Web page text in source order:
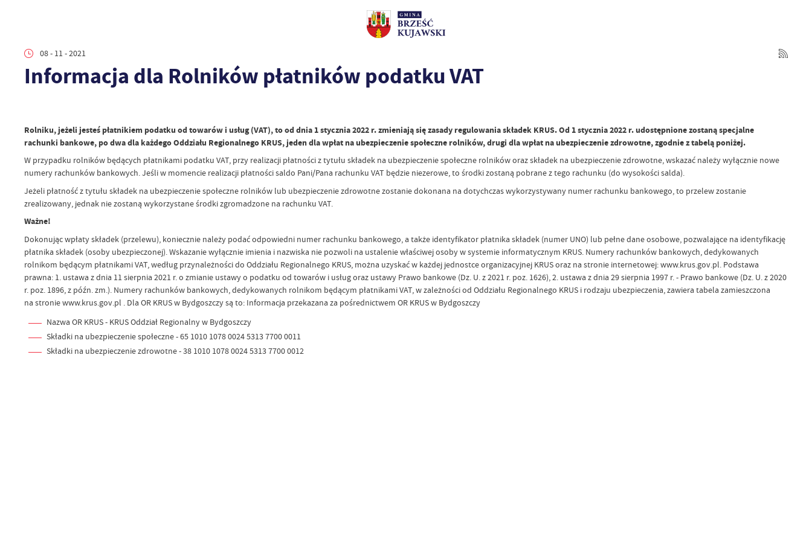
08 - 11 - 2021
Informacja dla Rolników płatników podatku VAT
Rolniku, jeżeli jesteś płatnikiem podatku od towarów i usług (VAT), to od dnia 1 stycznia 2022 r. zmieniają się zasady regulowania składek KRUS. Od 1 stycznia 2022 r. udostępnione zostaną specjalne
rachunki bankowe, po dwa dla każdego Oddziału Regionalnego KRUS, jeden dla wpłat na ubezpieczenie społeczne rolników, drugi dla wpłat na ubezpieczenie zdrowotne, zgodnie z tabelą poniżej.
W przypadku rolników będących płatnikami podatku VAT, przy realizacji płatności z tytułu składek na ubezpieczenie społeczne rolników oraz składek na ubezpieczenie zdrowotne, wskazać należy wyłącznie nowe
numery rachunków bankowych. Jeśli w momencie realizacji płatności saldo Pani/Pana rachunku VAT będzie niezerowe, to środki zostaną pobrane z tego rachunku (do wysokości salda).
Jeżeli płatność z tytułu składek na ubezpieczenie społeczne rolników lub ubezpieczenie zdrowotne zostanie dokonana na dotychczas wykorzystywany numer rachunku bankowego, to przelew zostanie
zrealizowany, jednak nie zostaną wykorzystane środki zgromadzone na rachunku VAT.
Ważne!
Dokonując wpłaty składek (przelewu), koniecznie należy podać odpowiedni numer rachunku bankowego, a także identyfikator płatnika składek (numer UNO) lub pełne dane osobowe, pozwalające na identyfikację
płatnika składek (osoby ubezpieczonej). Wskazanie wyłącznie imienia i nazwiska nie pozwoli na ustalenie właściwej osoby w systemie informatycznym KRUS. Numery rachunków bankowych, dedykowanych
rolnikom będącym płatnikami VAT, według przynależności do Oddziału Regionalnego KRUS, można uzyskać w każdej jednostce organizacyjnej KRUS oraz na stronie internetowej: www.krus.gov.pl. Podstawa
prawna: 1. ustawa z dnia 11 sierpnia 2021 r. o zmianie ustawy o podatku od towarów i usług oraz ustawy Prawo bankowe (Dz. U. z 2021 r. poz. 1626), 2. ustawa z dnia 29 sierpnia 1997 r. - Prawo bankowe (Dz. U. z 2020
r. poz. 1896, z późn. zm.). Numery rachunków bankowych, dedykowanych rolnikom będącym płatnikami VAT, w zależności od Oddziału Regionalnego KRUS i rodzaju ubezpieczenia, zawiera tabela zamieszczona
na stronie www.krus.gov.pl . Dla OR KRUS w Bydgoszczy są to: Informacja przekazana za pośrednictwem OR KRUS w Bydgoszczy
Nazwa OR KRUS - KRUS Oddział Regionalny w Bydgoszczy
Składki na ubezpieczenie społeczne - 65 1010 1078 0024 5313 7700 0011
Składki na ubezpieczenie zdrowotne - 38 1010 1078 0024 5313 7700 0012